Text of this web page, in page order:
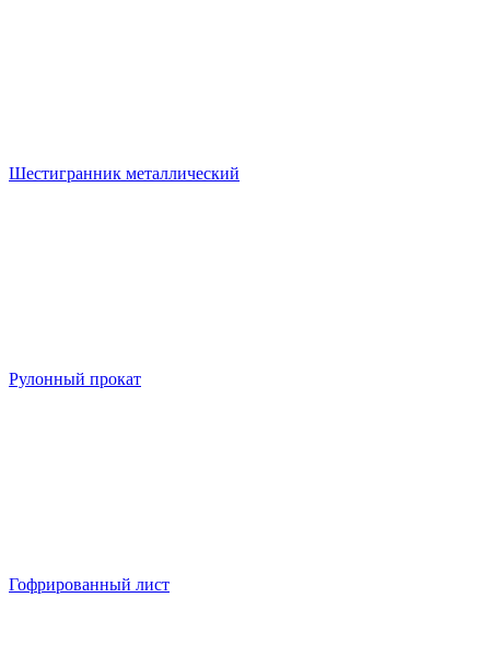
Шестигранник металлический
Рулонный прокат
Гофрированный лист